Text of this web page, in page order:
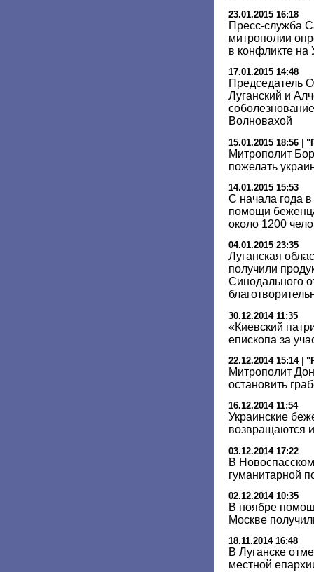
23.01.2015 16:18
Пресс-служба
митрополии
в конфликте на
17.01.2015 14:48
Председатель
Луганский и
Волновахой
15.01.2015 18:56 |
Митрополит
пожелать
14.01.2015 15:53
С начала года
помощи
около 1200
04.01.2015 23:35
Луганская
получили
Синодального
30.12.2014 11:35
«Киевский
епископа за
22.12.2014 15:14|
Митрополит
остановить
16.12.2014 11:54
Украинские
возвращаются
03.12.2014 17:22
В
гуманитарной
02.12.2014 10:35
В ноябре
Москве
18.11.2014 16:48
В Луганске
местной